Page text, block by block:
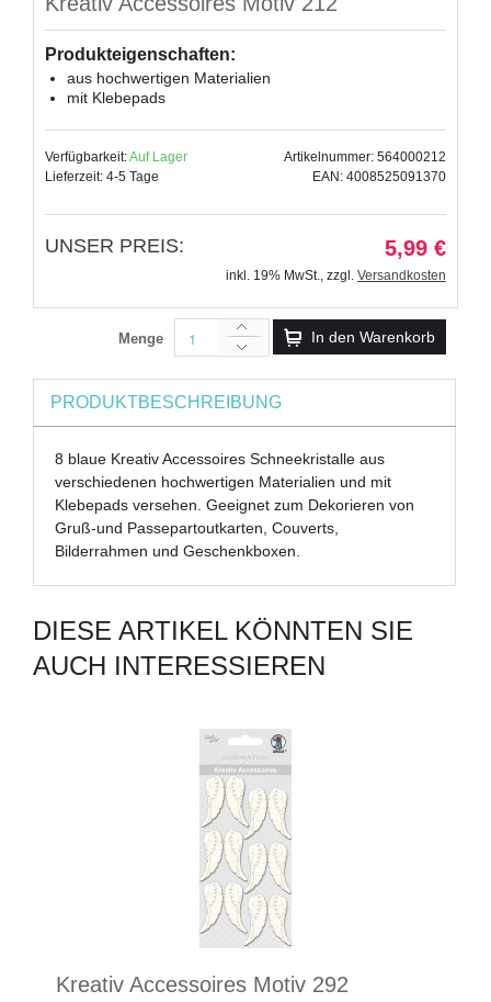
Produkteigenschaften:
aus hochwertigen Materialien
mit Klebepads
Verfügbarkeit:Auf Lager
Lieferzeit: 4-5 Tage
Artikelnummer: 564000212
EAN: 4008525091370
UNSER PREIS: 5,99 €
inkl. 19% MwSt., zzgl. Versandkosten
Menge In den Warenkorb
PRODUKTBESCHREIBUNG
8 blaue Kreativ Accessoires Schneekristalle aus
verschiedenen hochwertigen Materialien und mit
Klebepads versehen. Geeignet zum Dekorieren von
Gruß-und Passepartoutkarten, Couverts,
Bilderrahmen und Geschenkboxen.
DIESE ARTIKEL KÖNNTEN SIE
AUCH INTERESSIEREN
Kreativ Accessoires Motiv 292